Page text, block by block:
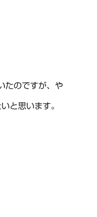
たのですが、や
と思います。